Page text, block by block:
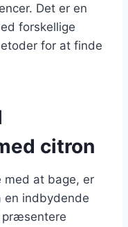
Det er en
forskellige
for at finde
citron
med at bage, er
en indbydende
præsentere